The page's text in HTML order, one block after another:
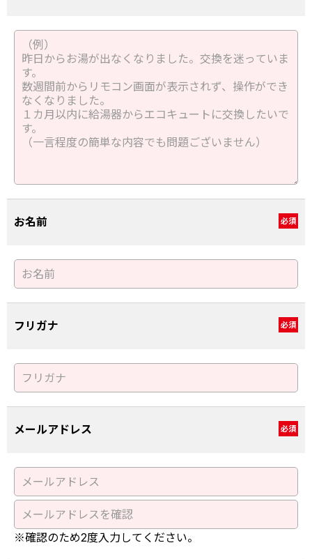
お名前 必須
フリガナ 必須
メールアドレス 必須
※確認のため2度入力してください。